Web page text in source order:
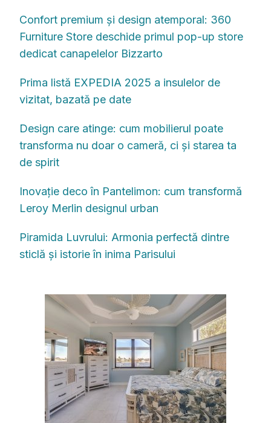
Confort premium și design atemporal: 360
Furniture Store deschide primul pop-up store
dedicat canapelelor Bizzarto
Prima listă EXPEDIA 2025 a insulelor de
vizitat, bazată pe date
Design care atinge: cum mobilierul poate
transforma nu doar o cameră, ci și starea ta
de spirit
Inovație deco în Pantelimon: cum transformă
Leroy Merlin designul urban
Piramida Luvrului: Armonia perfectă dintre
sticlă și istorie în inima Parisului